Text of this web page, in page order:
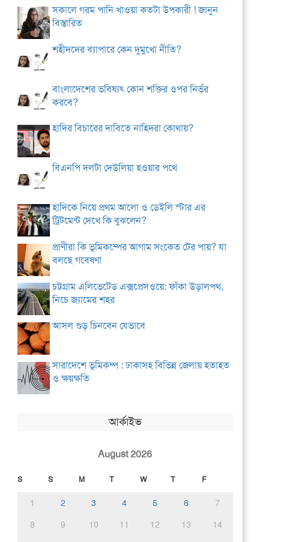
সকালে গরম পানি খাওয়া কতটা উপকারী ! জানুন
বিস্তারিত
শহীদদের ব্যাপারে কেন দুমুখো নীতি?
বাংলাদেশের ভবিষ্যৎ কোন শক্তির ওপর নির্ভর
করবে?
হাদির বিচারের দাবিতে নাহিদরা কোথায়?
বিএনপি দলটা দেউলিয়া হওয়ার পথে
হাদিকে নিয়ে প্রথম আলো ও ডেইলি স্টার এর
ট্রিটমেন্ট দেখে কি বুঝলেন?
প্রাণীরা কি ভূমিকম্পের আগাম সংকেত টের পায়? যা
বলছে গবেষণা
চট্টগ্রাম এলিভেটেড এক্সপ্রেসওয়ে: ফাঁকা উড়ালপথ,
নিচে জ্যামের শহর
আসল গুড় চিনবেন যেভাবে
সারাদেশে ভূমিকম্প : ঢাকাসহ বিভিন্ন জেলায় হতাহত
ও ক্ষয়ক্ষতি
আর্কাইভ
August 2026
S S M T W T F
1 2 3 4 5 6
7
8
9 10 11 12 13
14